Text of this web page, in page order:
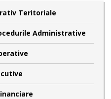
Teritoriale
Administrative